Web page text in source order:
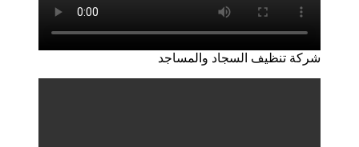
شركة تنظيف السجاد والمساجد